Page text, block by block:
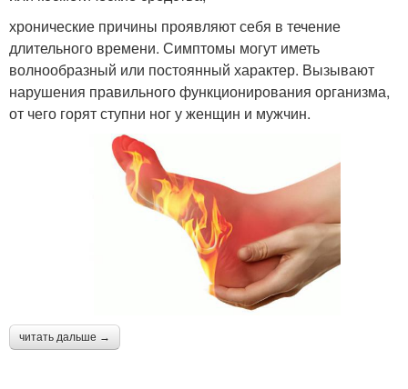
хронические причины проявляют себя в течение
длительного времени. Симптомы могут иметь
волнообразный или постоянный характер. Вызывают
нарушения правильного функционирования организма,
от чего горят ступни ног у женщин и мужчин.
читать дальше →